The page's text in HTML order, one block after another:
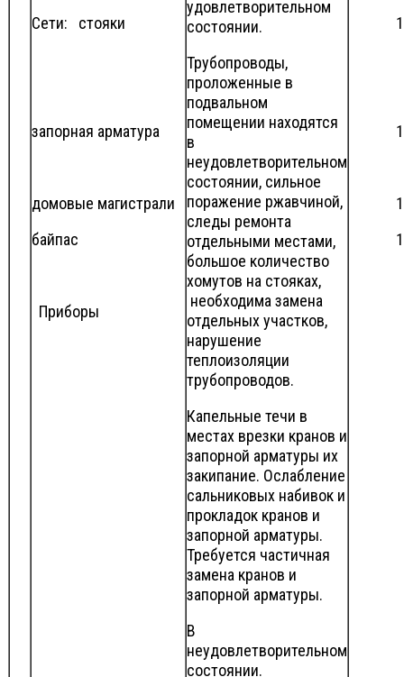
Сети: стояки
запорная арматура
домовые магистрали
байпас
Приборы
удовлетворительном
состоянии.
Трубопроводы,
проложенные в
подвальном
помещении находятся
в
неудовлетворительном
состоянии, сильное
поражение ржавчиной,
следы ремонта
отдельными местами,
большое количество
хомутов на стояках,
необходима замена
отдельных участков,
нарушение
теплоизоляции
трубопроводов.
Капельные течи в
местах врезки кранов и
запорной арматуры их
закипание. Ослабление
сальниковых набивок и
прокладок кранов и
запорной арматуры.
Требуется частичная
замена кранов и
запорной арматуры.
В
неудовлетворительном
состоянии.